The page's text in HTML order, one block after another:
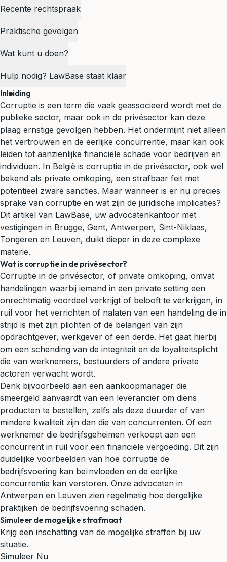
Recente rechtspraak
Praktische gevolgen
Wat kunt u doen?
Hulp nodig? LawBase staat klaar
Inleiding
Corruptie is een term die vaak geassocieerd wordt met de
publieke sector, maar ook in de privésector kan deze
plaag ernstige gevolgen hebben. Het ondermijnt niet alleen
het vertrouwen en de eerlijke concurrentie, maar kan ook
leiden tot aanzienlijke financiële schade voor bedrijven en
individuen. In België is corruptie in de privésector, ook wel
bekend als private omkoping, een strafbaar feit met
potentieel zware sancties. Maar wanneer is er nu precies
sprake van corruptie en wat zijn de juridische implicaties?
Dit artikel van LawBase, uw advocatenkantoor met
vestigingen in Brugge, Gent, Antwerpen, Sint-Niklaas,
Tongeren en Leuven, duikt dieper in deze complexe
materie.
Wat is corruptie in de privésector?
Corruptie in de privésector, of private omkoping, omvat
handelingen waarbij iemand in een private setting een
onrechtmatig voordeel verkrijgt of belooft te verkrijgen, in
ruil voor het verrichten of nalaten van een handeling die in
strijd is met zijn plichten of de belangen van zijn
opdrachtgever, werkgever of een derde. Het gaat hierbij
om een schending van de integriteit en de loyaliteitsplicht
die van werknemers, bestuurders of andere private
actoren verwacht wordt.
Denk bijvoorbeeld aan een aankoopmanager die
smeergeld aanvaardt van een leverancier om diens
producten te bestellen, zelfs als deze duurder of van
mindere kwaliteit zijn dan die van concurrenten. Of een
werknemer die bedrijfsgeheimen verkoopt aan een
concurrent in ruil voor een financiële vergoeding. Dit zijn
duidelijke voorbeelden van hoe corruptie de
bedrijfsvoering kan beïnvloeden en de eerlijke
concurrentie kan verstoren. Onze advocaten in
Antwerpen en Leuven zien regelmatig hoe dergelijke
praktijken de bedrijfsvoering schaden.
Simuleer de mogelijke strafmaat
Krijg een inschatting van de mogelijke straffen bij uw
situatie.
Simuleer Nu